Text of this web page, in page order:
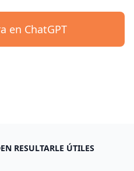
en ChatGPT
RESULTARLE ÚTILES